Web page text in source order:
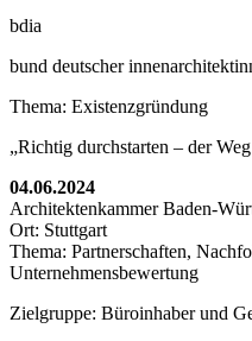
bdia
bund deutscher
Thema: Existenzgründung
„Richtig durchstarten – der
04.06.2024
Architektenkammer Baden-
Ort: Stuttgart
Thema: Partnerschaften,
Unternehmensbewertung
Zielgruppe: Büroinhaber und